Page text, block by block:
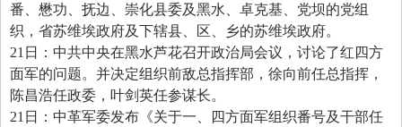
番、懋功、抚边、崇化县委及黑水、卓克基、党坝的党组
织 ， 省苏维埃政府及下辖县、区、乡的苏维埃政府。
21 日 ： 中共中央在黑水芦花召开政治局会议 ， 讨论了红四方
面军的问题。并决定组织前敌总指挥部 ， 徐向前任总指挥 ，
陈昌浩任政委 ， 叶剑英任参谋长。
21 日 ： 中革军委发布《关于一、四方面军组织番号及干部任